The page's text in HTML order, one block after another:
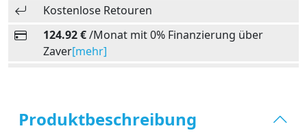
Kostenlose Retouren
124.92 €/Monat mit 0% Finanzierung über
Zaver[mehr]
Produktbeschreibung